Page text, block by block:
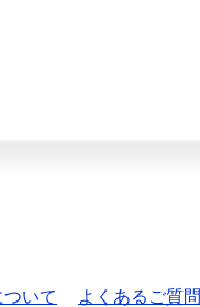
いて
よくあるご質問